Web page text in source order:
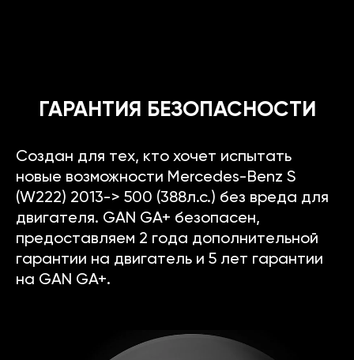
ГАРАНТИЯ БЕЗОПАСНОСТИ
Создан для тех, кто хочет испытать
новые возможности Mercedes-Benz S
(W222) 2013-> 500 (388л.с.) без вреда для
двигателя. GAN GA+ безопасен,
предоставляем 2 года дополнительной
гарантии на двигатель и 5 лет гарантии
на GAN GA+.